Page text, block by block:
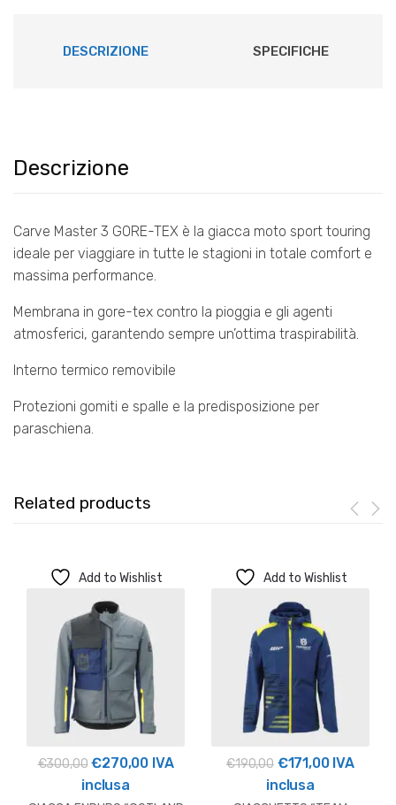
DESCRIZIONE SPECIFICHE
Descrizione
Carve Master 3 GORE-TEX è la giacca moto sport touring
ideale per viaggiare in tutte le stagioni in totale comfort e
massima performance.
Membrana in gore-tex contro la pioggia e gli agenti
atmosferici, garantendo sempre un’ottima traspirabilità.
Interno termico removibile
Protezioni gomiti e spalle e la predisposizione per
paraschiena.
Related products
Add to Wishlist
€300,00 Il
prezzo
€270,00IlIVA
inclusa
Add to Wishlist
€190,00 Il
prezzo
€171,00Il
IVA
inclusa